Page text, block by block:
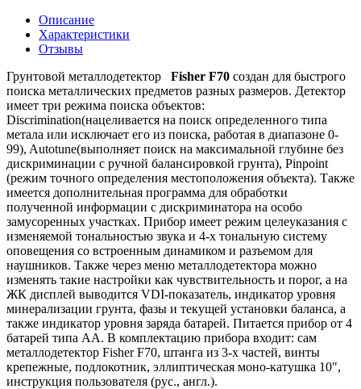
Описание
Характеристики
Отзывы
Грунтовой металлодетектор Fisher F70 создан для быстрого
поиска металлических предметов разных размеров. Детектор
имеет три режима поиска объектов:
Discrimination(нацеливается на поиск определенного типа
метала или исключает его из поиска, работая в диапазоне 0-
99), Autotune(выполняет поиск на максимальной глубине без
дискриминации с ручной балансировкой грунта), Pinpoint
(режим точного определения местоположения объекта). Также
имеется дополнительная программа для обработки
полученной информации с дискриминатора на особо
замусоренных участках. Прибор имеет режим целеуказания с
изменяемой тональностью звука и 4-х тональную систему
оповещения со встроенным динамиком и разъемом для
наушников. Также через меню металлодетектора можно
изменять такие настройки как чувствительность и порог, а на
ЖК дисплей выводится VDI-показатель, индикатор уровня
минерализации грунта, фазы и текущей установки баланса, а
также индикатор уровня заряда батарей. Питается прибор от 4
батарей типа АА. В комплектацию прибора входит: сам
металлодетектор Fisher F70, штанга из 3-х частей, винты
крепежные, подлокотник, эллиптическая моно-катушка 10",
инструкция пользователя (рус., англ.).